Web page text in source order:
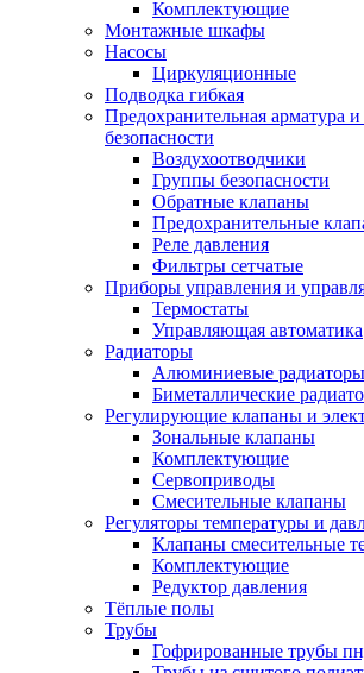
Комплектующие
Монтажные шкафы
Насосы
Циркуляционные
Подводка гибкая
Предохранительная арматура
безопасности
Воздухоотводчики
Группы безопасности
Обратные клапаны
Предохранительные
Реле давления
Фильтры сетчатые
Приборы управления и
Термостаты
Управляющая автоматика
Радиаторы
Алюминиевые радиаторы
Биметаллические
Регулирующие клапаны и
Зональные клапаны
Комплектующие
Сервоприводы
Смесительные клапаны
Регуляторы температуры и
Клапаны смесительные
Комплектующие
Редуктор давления
Тёплые полы
Трубы
Гофрированные трубы